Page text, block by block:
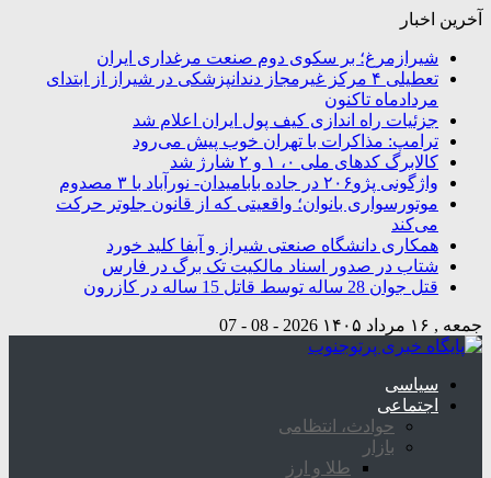
آخرین اخبار
شیرازمرغ؛ بر سکوی دوم صنعت مرغداری ایران
تعطیلی ۴ مرکز غیرمجاز دندانپزشکی در شیراز از ابتدای
مردادماه تاکنون
جزئیات راه اندازی کیف پول ایران اعلام شد
ترامپ: مذاکرات با تهران خوب پیش می‌رود
کالابرگ کدهای ملی ۰، ۱ و ۲ شارژ شد
واژگونی پژو۲۰۶ در جاده بابامیدان- نورآباد با ۳ مصدوم
موتورسواری بانوان؛ واقعیتی که از قانون جلوتر حرکت
می‌کند
همکاری دانشگاه صنعتی شیراز و آبفا کلید خورد
شتاب در صدور اسناد مالکیت تک برگ در فارس
قتل جوان 28 ساله توسط قاتل 15 ساله در کازرون
جمعه , ۱۶ مرداد ۱۴۰۵ 2026 - 08 - 07
سیاسی
اجتماعی
حوادث، انتظامی
بازار
طلا و ارز